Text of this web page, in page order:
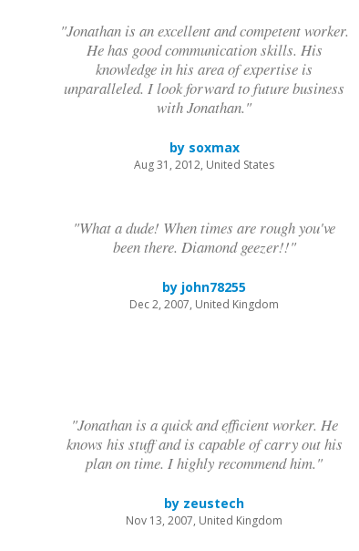
"Jonathan is an excellent and competent worker.
He has good communication skills. His
knowledge in his area of expertise is
unparalleled. I look forward to future business
with Jonathan."
by soxmax
Aug 31, 2012, United States
"What a dude! When times are rough you've
been there. Diamond geezer!!"
by john78255
Dec 2, 2007, United Kingdom
"Jonathan is a quick and efficient worker. He
knows his stuff and is capable of carry out his
plan on time. I highly recommend him."
by zeustech
Nov 13, 2007, United Kingdom